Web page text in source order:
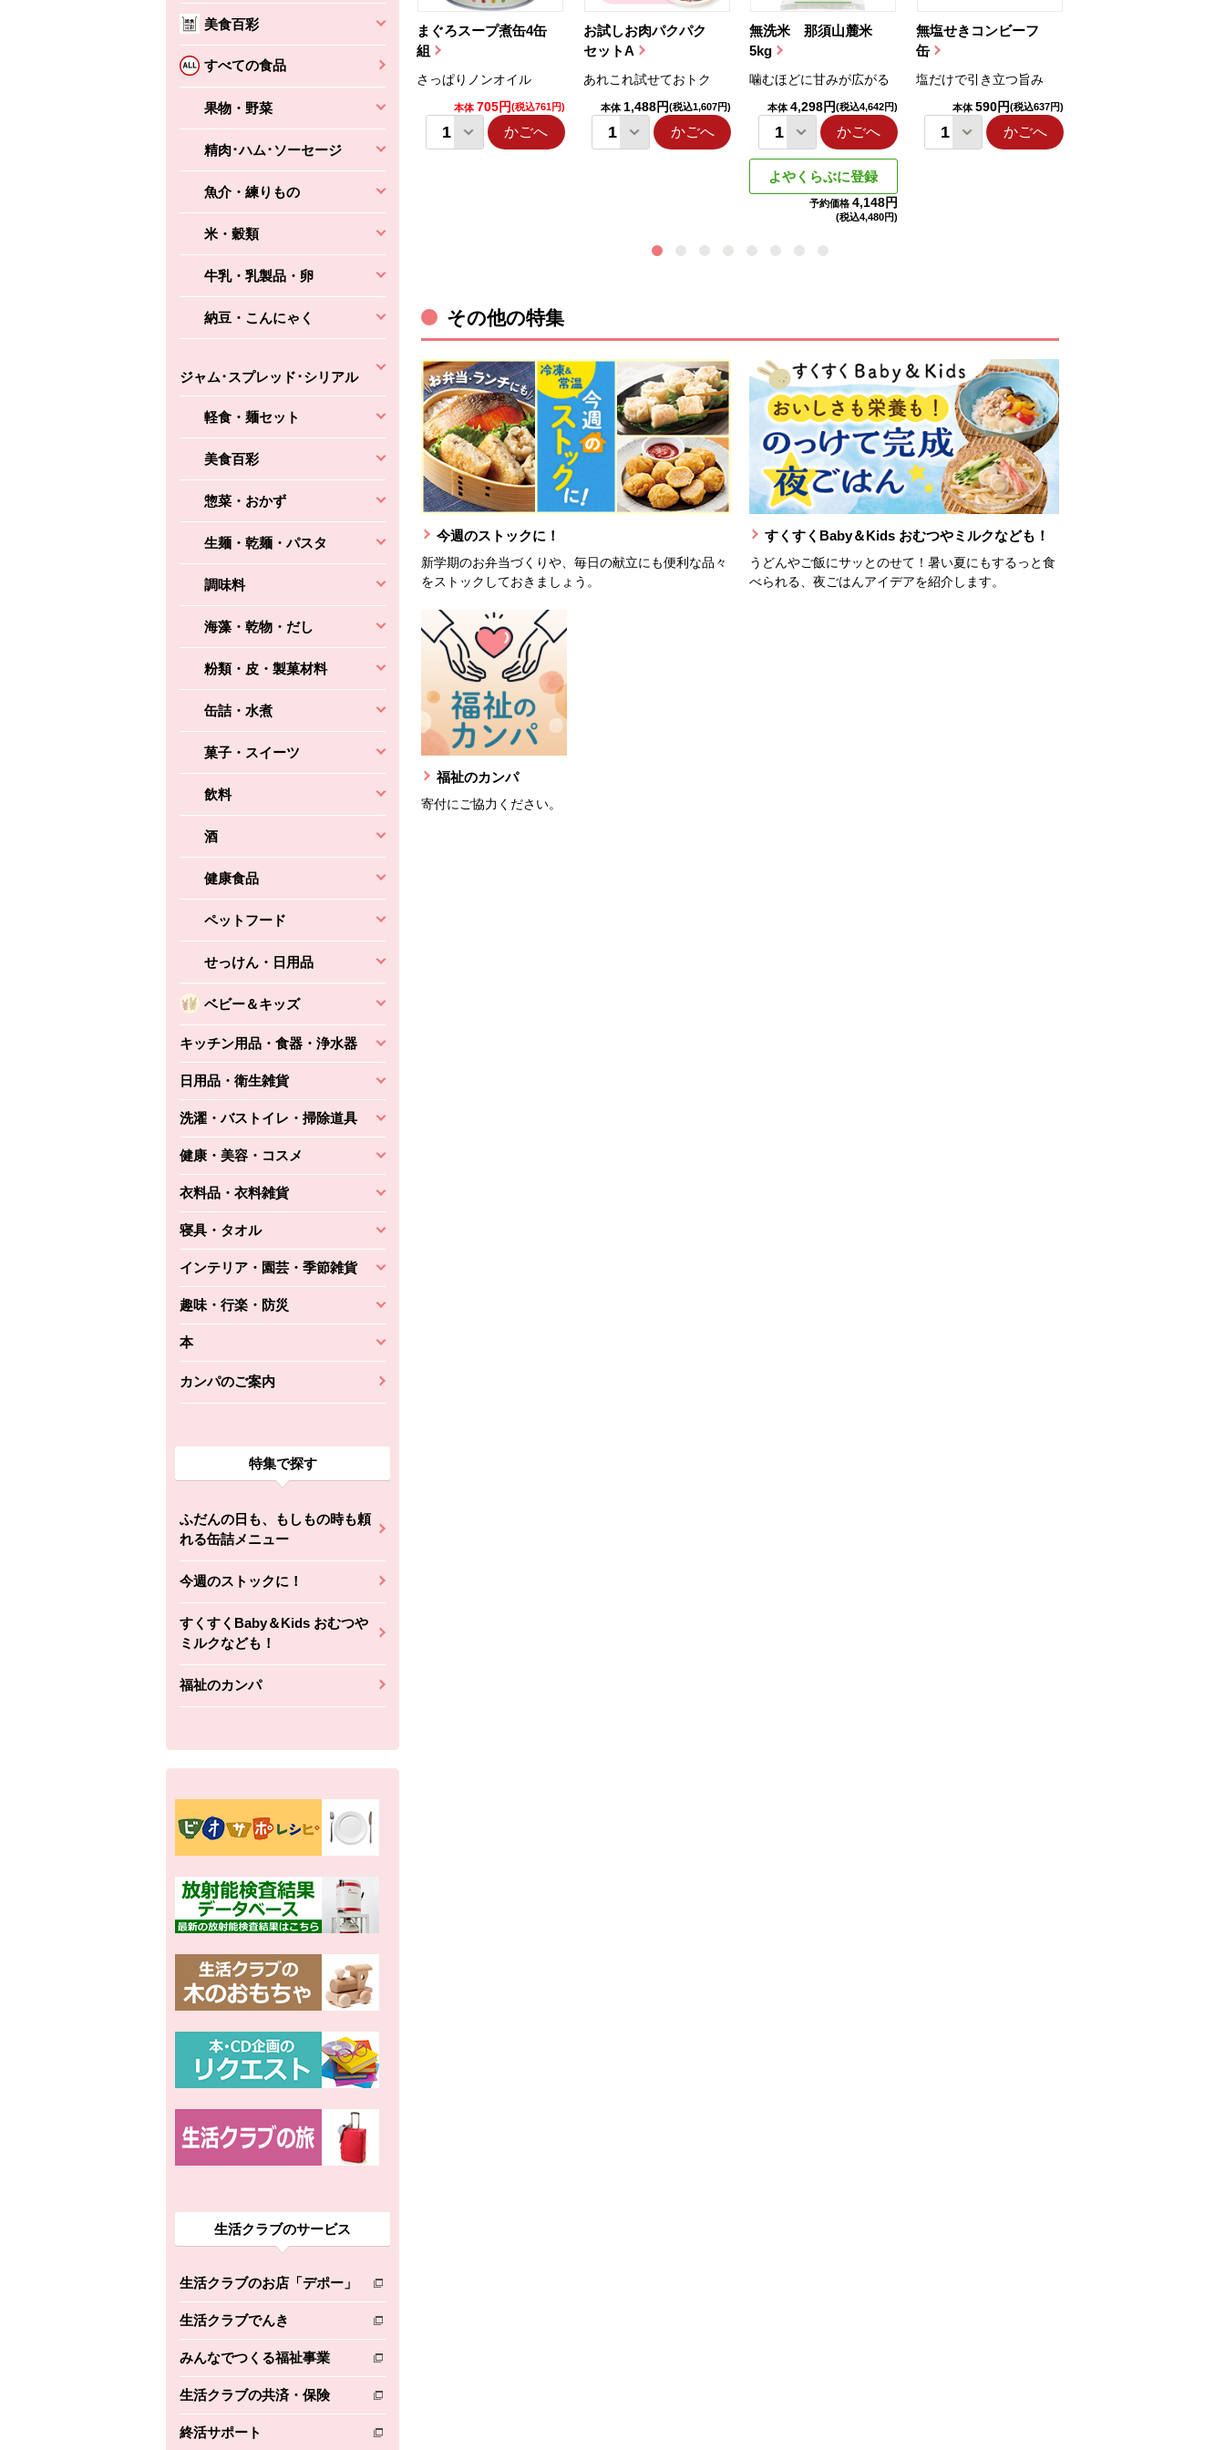
美食百彩
すべての食品
果物・野菜
精肉･ハム･ソーセージ
魚介・練りもの
米・穀類
牛乳・乳製品・卵
納豆・こんにゃく
ジャム･スプレッド･シリアル
軽食・麺セット
美食百彩
惣菜・おかず
生麺・乾麺・パスタ
調味料
海藻・乾物・だし
粉類・皮・製菓材料
缶詰・水煮
菓子・スイーツ
飲料
酒
健康食品
ペットフード
せっけん・日用品
ベビー＆キッズ
キッチン用品・食器・浄水器
日用品・衛生雑貨
洗濯・バストイレ・掃除道具
健康・美容・コスメ
衣料品・衣料雑貨
寝具・タオル
インテリア・園芸・季節雑貨
趣味・行楽・防災
本
カンパのご案内
特集で探す
ふだんの日も、もしもの時も頼
れる缶詰メニュー
今週のストックに！
すくすくBaby＆Kids おむつや
ミルクなども！
福祉のカンパ
生活クラブのサービス
生活クラブのお店「デポー」
別のウィンドウで開きます。
生活クラブでんき
別のウィンドウで開きます。
みんなでつくる福祉事業
別のウィンドウで開きます。
生活クラブの共済・保険
別のウィンドウで開きます。
終活サポート
別のウィンドウで開きます。
まぐろスープ煮缶4缶
組
さっぱりノンオイル
本体 705円(税込761円)
かごへ
お試しお肉パクパク
セットA
あれこれ試せておトク
本体 1,488円(税込1,607円)
かごへ
無洗米 那須山麓米
5kg
噛むほどに甘みが広がる
本体 4,298円(税込4,642円)
かごへ
よやくらぶに登録
予約価格 4,148円
(税込4,480円)
無塩せきコンビーフ
缶
塩だけで引き立つ旨み
本体 590円(税込637円)
かごへ
ちょこっと揚げ（香
えびの風味がぶわっ！
(税込356円)
かごへ
バルサミコ
コク深くフルーティー
本体2,160円(税込2,333円)
かごへ
その他の特集
今週のストックに！
新学期のお弁当づくりや、毎日の献立にも便利な品々
をストックしておきましょう。
すくすくBaby＆Kids おむつやミルクなども！
うどんやご飯にサッとのせて！暑い夏にもするっと食
べられる、夜ごはんアイデアを紹介します。
福祉のカンパ
寄付にご協力ください。